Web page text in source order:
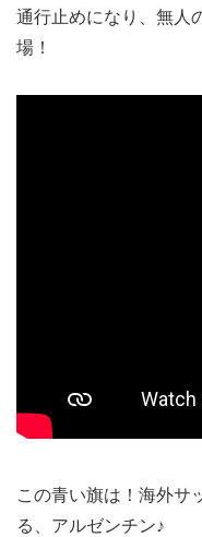
通行止めになり、無人
場！
この青い旗は！海外サ
る、アルゼンチン♪